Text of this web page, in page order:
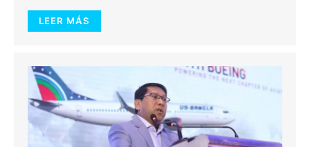
LEER MÁS